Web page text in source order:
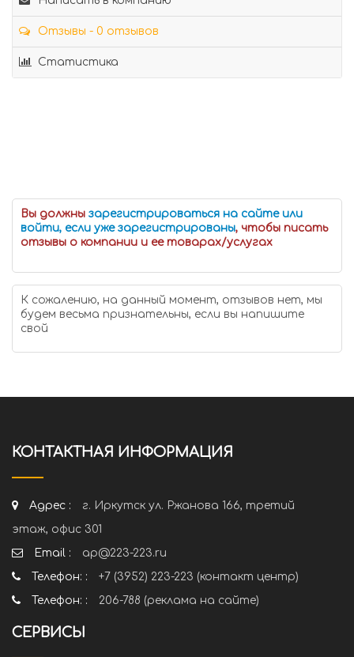
Отзывы - 0 отзывов
Статистика
Вы должны зарегистрироваться на сайте или
войти, если уже зарегистрированы, чтобы писать
отзывы о компании и ее товарах/услугах
К сожалению, на данный момент, отзывов нет, мы
будем весьма признательны, если вы напишите
свой
КОНТАКТНАЯ ИНФОРМАЦИЯ
Адрес :
г. Иркутск ул. Ржанова 166, третий
этаж, офис 301
Email :
ap@223-223.ru
Телефон: :
+7 (3952) 223-223 (контакт центр)
Телефон: :
206-788 (реклама на сайте)
СЕРВИСЫ